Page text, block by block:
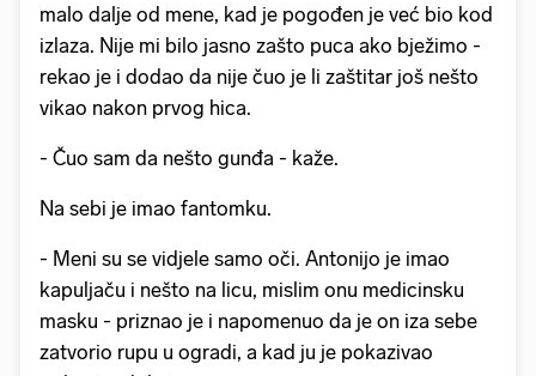
malo dalje od mene, kad je pogođen je već bio kod
izlaza. Nije mi bilo jasno zašto puca ako bježimo -
rekao je i dodao da nije čuo je li zaštitar još nešto
vikao nakon prvog hica.
- Čuo sam da nešto gunđa - kaže.
Na sebi je imao fantomku.
- Meni su se vidjele samo oči. Antonijo je imao
kapuljaču i nešto na licu, mislim onu medicinsku
masku - priznao je i napomenuo da je on iza sebe
zatvorio rupu u ogradi, a kad ju je pokazivao